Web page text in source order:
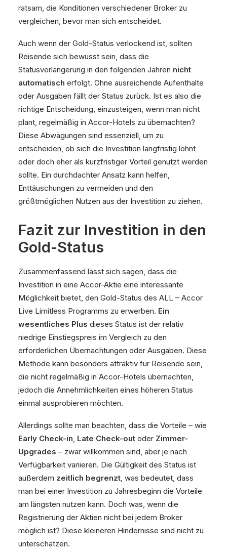
ratsam, die Konditionen verschiedener Broker zu
vergleichen, bevor man sich entscheidet.
Auch wenn der Gold-Status verlockend ist, sollten
Reisende sich bewusst sein, dass die
Statusverlängerung in den folgenden Jahren nicht
automatisch erfolgt. Ohne ausreichende Aufenthalte
oder Ausgaben fällt der Status zurück. Ist es also die
richtige Entscheidung, einzusteigen, wenn man nicht
plant, regelmäßig in Accor-Hotels zu übernachten?
Diese Abwägungen sind essenziell, um zu
entscheiden, ob sich die Investition langfristig lohnt
oder doch eher als kurzfristiger Vorteil genutzt werden
sollte. Ein durchdachter Ansatz kann helfen,
Enttäuschungen zu vermeiden und den
größtmöglichen Nutzen aus der Investition zu ziehen.
Fazit zur Investition in den
Gold-Status
Zusammenfassend lässt sich sagen, dass die
Investition in eine Accor-Aktie eine interessante
Möglichkeit bietet, den Gold-Status des ALL – Accor
Live Limitless Programms zu erwerben. Ein
wesentliches Plus dieses Status ist der relativ
niedrige Einstiegspreis im Vergleich zu den
erforderlichen Übernachtungen oder Ausgaben. Diese
Methode kann besonders attraktiv für Reisende sein,
die nicht regelmäßig in Accor-Hotels übernachten,
jedoch die Annehmlichkeiten eines höheren Status
einmal ausprobieren möchten.
Allerdings sollte man beachten, dass die Vorteile – wie
Early Check-in, Late Check-out oder Zimmer-
Upgrades – zwar willkommen sind, aber je nach
Verfügbarkeit variieren. Die Gültigkeit des Status ist
außerdem zeitlich begrenzt, was bedeutet, dass
man bei einer Investition zu Jahresbeginn die Vorteile
am längsten nutzen kann. Doch was, wenn die
Registrierung der Aktien nicht bei jedem Broker
möglich ist? Diese kleineren Hindernisse sind nicht zu
unterschätzen.